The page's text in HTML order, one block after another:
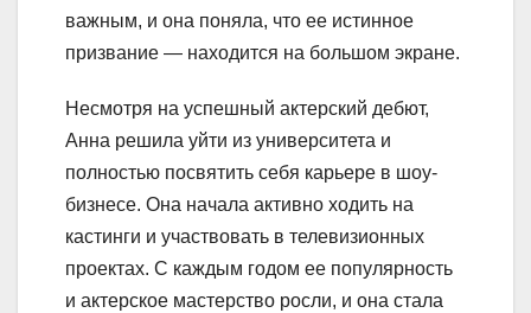
важным, и она поняла, что ее истинное
призвание — находится на большом экране.
Несмотря на успешный актерский дебют,
Анна решила уйти из университета и
полностью посвятить себя карьере в шоу-
бизнесе. Она начала активно ходить на
кастинги и участвовать в телевизионных
проектах. С каждым годом ее популярность
и актерское мастерство росли, и она стала